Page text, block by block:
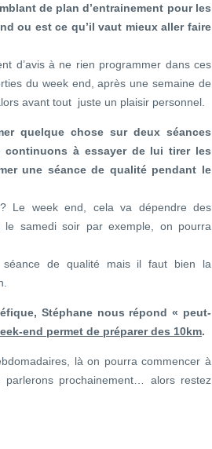
de plan d’entrainement pour les
ou est ce qu’il vaut mieux aller faire
d’avis à ne rien programmer dans ces
du week end, après une semaine de
avant tout juste un plaisir personnel.
quelque chose sur deux séances
continuons à essayer de lui tirer les
une séance de qualité pendant le
Le week end, cela va dépendre des
samedi soir par exemple, on pourra
de qualité mais il faut bien la
Stéphane nous répond « peut-
end permet de préparer des 10km.
là on pourra commencer à
parlerons prochainement… alors restez